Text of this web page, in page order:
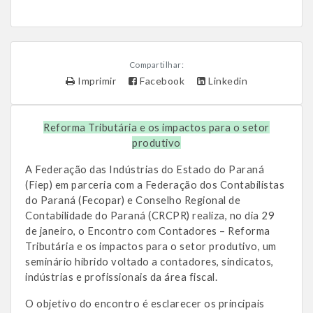
Compartilhar:
Imprimir Facebook Linkedin
Reforma Tributária e os impactos para o setor
produtivo
A Federação das Indústrias do Estado do Paraná
(Fiep) em parceria com a Federação dos Contabilistas
do Paraná (Fecopar) e Conselho Regional de
Contabilidade do Paraná (CRCPR) realiza, no dia 29
de janeiro, o Encontro com Contadores – Reforma
Tributária e os impactos para o setor produtivo, um
seminário híbrido voltado a contadores, sindicatos,
indústrias e profissionais da área fiscal.
O objetivo do encontro é esclarecer os principais